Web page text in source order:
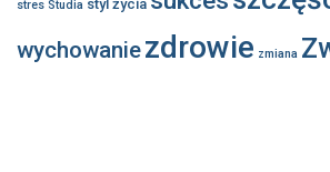
stres Studia styl życia
wychowaniezdrowie zmiana